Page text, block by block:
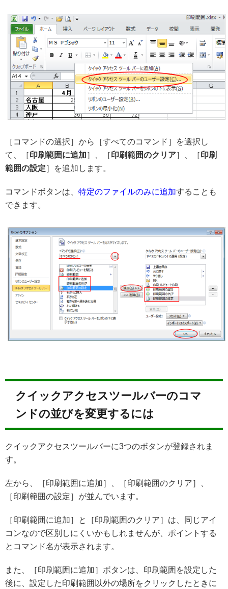
［コマンドの選択］から［すべてのコマンド］を選択し
て、［印刷範囲に追加］、［印刷範囲のクリア］、［印刷
範囲の設定］を追加します。
コマンドボタンは、 特定のファイルのみに追加することも
できます。
クイックアクセスツールバーのコマ
ンドの並びを変更するには
クイックアクセスツールバーに3つのボタンが登録されま
す。
左から、［印刷範囲に追加］、［印刷範囲のクリア］、
［印刷範囲の設定］が並んでいます。
［印刷範囲に追加］と［印刷範囲のクリア］は、同じアイ
コンなので区別しにくいかもしれませんが、ポイントする
とコマンド名が表示されます。
また、［印刷範囲に追加］ボタンは、印刷範囲を設定した
後に、設定した印刷範囲以外の場所をクリックしたときに